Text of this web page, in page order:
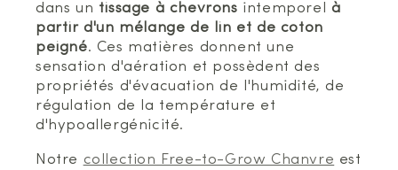
dans un tissage à chevrons intemporel à
partir d'un mélange de lin et de coton
peigné. Ces matières donnent une
sensation d'aération et possèdent des
propriétés d'évacuation de l'humidité, de
régulation de la température et
d'hypoallergénicité.
Notre collection Free-to-Grow Chanvre est